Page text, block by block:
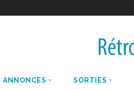
ANNONCES SORTIES